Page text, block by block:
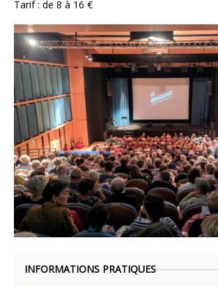
INFORMATIONS PRATIQUES
Tarif : de 8 à 16 €